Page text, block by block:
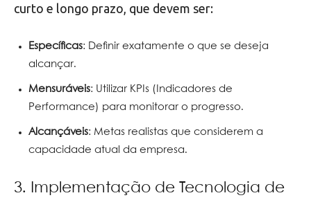
curto e longo prazo, que devem ser:
Específicas: Definir exatamente o que se deseja
alcançar.
Mensuráveis: Utilizar KPIs (Indicadores de
Performance) para monitorar o progresso.
Alcançáveis: Metas realistas que considerem a
capacidade atual da empresa.
3. Implementação de Tecnologia de